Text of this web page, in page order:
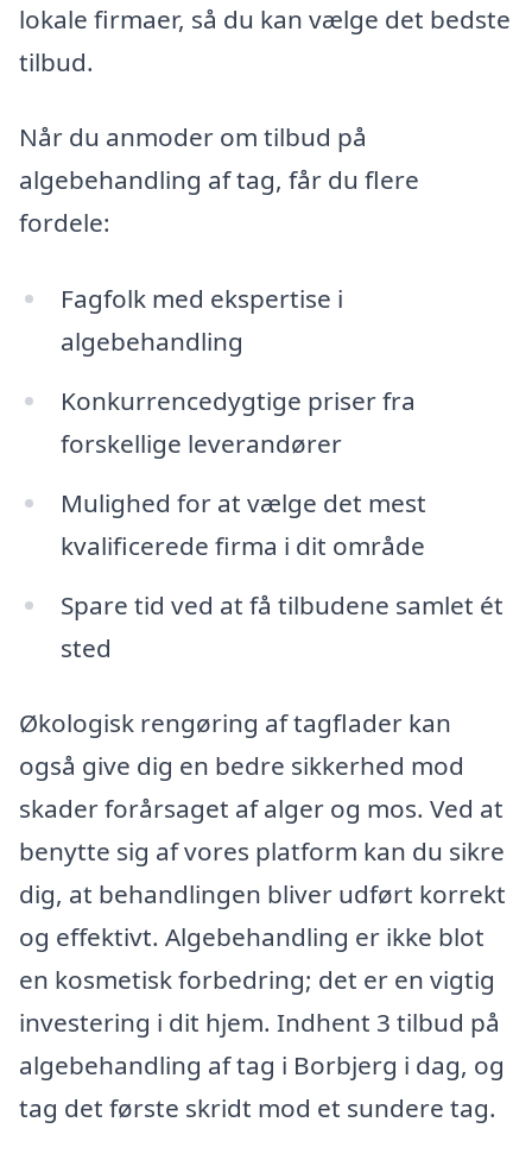
lokale firmaer, så du kan vælge det bedste
tilbud.
Når du anmoder om tilbud på
algebehandling af tag, får du flere
fordele:
Fagfolk med ekspertise i
algebehandling
Konkurrencedygtige priser fra
forskellige leverandører
Mulighed for at vælge det mest
kvalificerede firma i dit område
Spare tid ved at få tilbudene samlet ét
sted
Økologisk rengøring af tagflader kan
også give dig en bedre sikkerhed mod
skader forårsaget af alger og mos. Ved at
benytte sig af vores platform kan du sikre
dig, at behandlingen bliver udført korrekt
og effektivt. Algebehandling er ikke blot
en kosmetisk forbedring; det er en vigtig
investering i dit hjem. Indhent 3 tilbud på
algebehandling af tag i Borbjerg i dag, og
tag det første skridt mod et sundere tag.